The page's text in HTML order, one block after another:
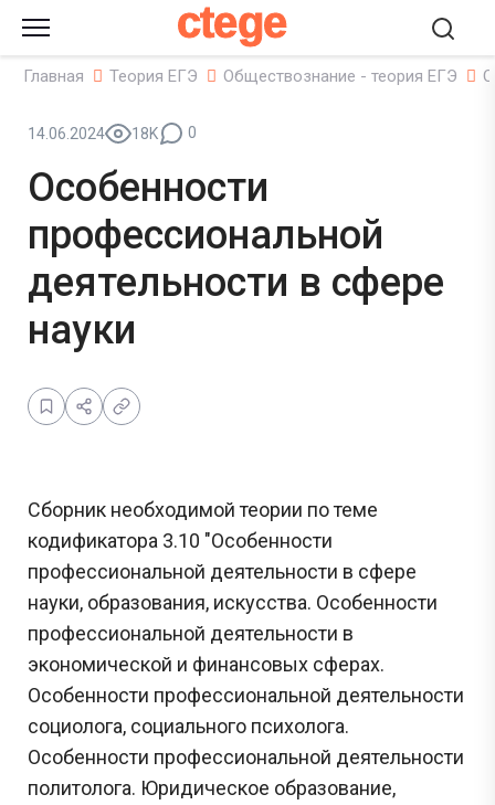
ctege
Главная Теория ЕГЭ Обществознание - теория ЕГЭ
14.06.2024 18K 0
Особенности
профессиональной
деятельности в сфере
науки
Сборник необходимой теории по теме
кодификатора 3.10 "Особенности
профессиональной деятельности в сфере
науки, образования, искусства. Особенности
профессиональной деятельности в
экономической и финансовых сферах.
Особенности профессиональной деятельности
социолога, социального психолога.
Особенности профессиональной деятельности
политолога. Юридическое образование,